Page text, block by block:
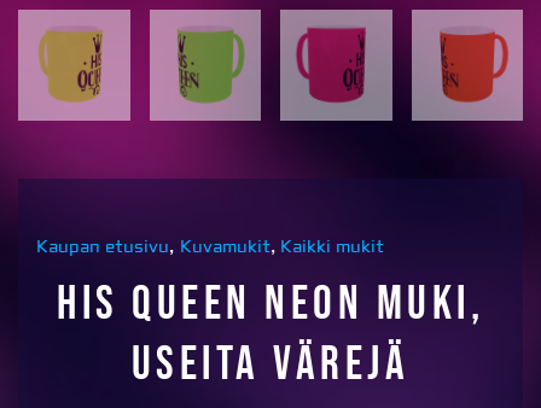
Kaupan etusivu, Kuvamukit, Kaikki mukit
His queen neon muki,
useita värejä